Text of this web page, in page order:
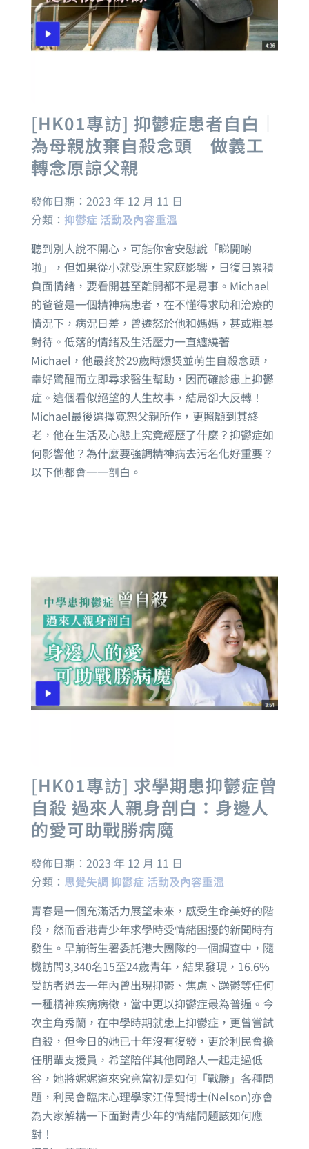
[HK01專訪] 抑鬱症患者自白｜
為母親放棄自殺念頭 做義工
轉念原諒父親
發佈日期： 2023 年 12 月 11 日
分類： 抑鬱症 活動及內容重溫
聽到別人說不開心，可能你會安慰說「睇開啲
啦」，但如果從小就受原生家庭影響，日復日累積
負面情緒，要看開甚至離開都不是易事。Michael
的爸爸是一個精神病患者，在不懂得求助和治療的
情況下，病況日差，曾遷怒於他和媽媽，甚或粗暴
對待。低落的情緒及生活壓力一直纏繞著
Michael，他最終於29歲時爆煲並萌生自殺念頭，
幸好驚醒而立即尋求醫生幫助，因而確診患上抑鬱
症。這個看似絕望的人生故事，結局卻大反轉！
Michael最後選擇寛恕父親所作，更照顧到其終
老，他在生活及心態上究竟經歷了什麼？抑鬱症如
何影響他？為什麼要強調精神病去污名化好重要？
以下他都會一一剖白。
[HK01專訪] 求學期患抑鬱症曾
自殺 過來人親身剖白：身邊人
的愛可助戰勝病魔
發佈日期： 2023 年 12 月 11 日
分類： 思覺失調 抑鬱症 活動及內容重溫
青春是一個充滿活力展望未來，感受生命美好的階
段，然而香港青少年求學時受情緒困擾的新聞時有
發生。早前衛生署委託港大團隊的一個調查中，隨
機訪問3,340名15至24歲青年，結果發現，16.6%
受訪者過去一年內曾出現抑鬱、焦慮、躁鬱等任何
一種精神疾病病徵，當中更以抑鬱症最為普遍。今
次主角秀蘭，在中學時期就患上抑鬱症，更曾嘗試
自殺，但今日的她已十年沒有復發，更於利民會擔
任朋輩支援員，希望陪伴其他同路人一起走過低
谷，她將娓娓道來究竟當初是如何「戰勝」各種問
題，利民會臨床心理學家江偉賢博士(Nelson)亦會
為大家解構一下面對青少年的情緒問題該如何應
對！